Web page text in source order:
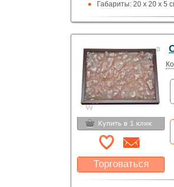
Габариты: 20 x 20 x 5
Торговаться
Какая цена Вас